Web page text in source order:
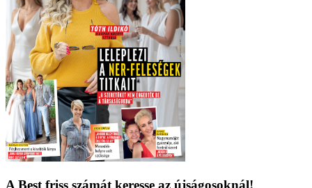
A Best friss számát keresse az újságosoknál!